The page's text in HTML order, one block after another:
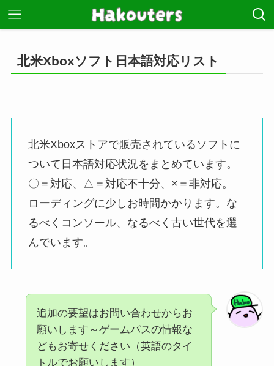
北米Xboxソフト日本語対応リスト
北米Xboxストアで販売されているソフトに
ついて日本語対応状況をまとめています。
〇＝対応、△＝対応不十分、×＝非対応。
ローディングに少しお時間かかります。な
るべくコンソール、なるべく古い世代を選
んでいます。
追加の要望はお問い合わせからお
願いします～ゲームパスの情報な
どもお寄せください（英語のタイ
トルでお願いします）